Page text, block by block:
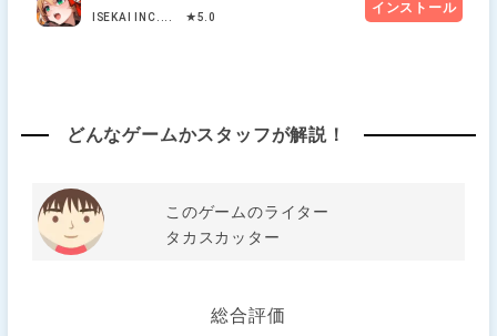
ISEKAI INC.... ★5.0
インストール
どんなゲームかスタッフが解説！
このゲームのライター
タカスカッター
総合評価